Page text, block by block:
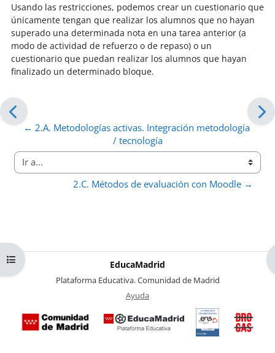
Abrir índice del curso
Usando las restricciones, podemos crear un cuestionario que
únicamente tengan que realizar los alumnos que no hayan
superado una determinada nota en una tarea anterior (a
modo de actividad de refuerzo o de repaso) o un
cuestionario que puedan realizar los alumnos que hayan
finalizado un determinado bloque.
← 2.A. Metodologías activas. Integración metodología
/ tecnología
Ir a...
2.C. Métodos de evaluación con Moodle →
EducaMadrid
Plataforma Educativa. Comunidad de Madrid
Ayuda
Certificación
de
conformidad
con el del